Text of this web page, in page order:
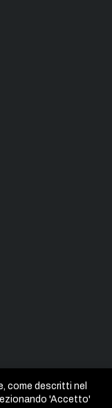
i marchi, loghi e
come descritti nel
'Accetto'